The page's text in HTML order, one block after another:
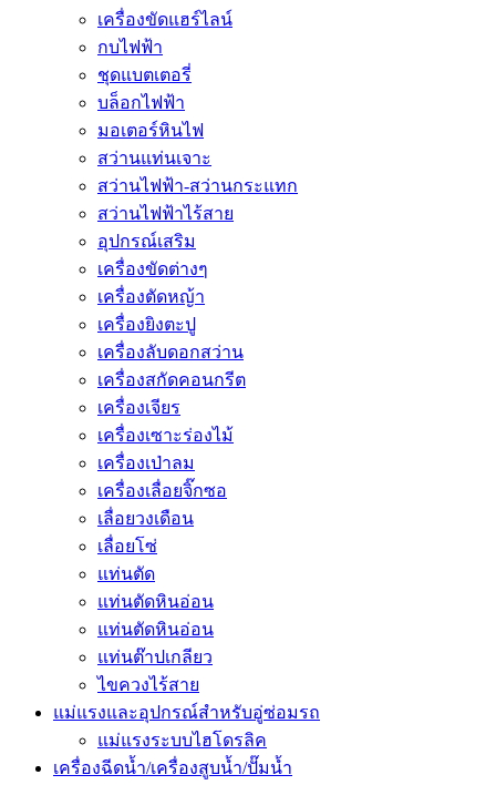
เครื่องขัดแฮร์ไลน์
กบไฟฟ้า
ชุดแบตเตอรี่
บล็อกไฟฟ้า
มอเตอร์หินไฟ
สว่านแท่นเจาะ
สว่านไฟฟ้า-สว่านกระแทก
สว่านไฟฟ้าไร้สาย
อุปกรณ์เสริม
เครื่องขัดต่างๆ
เครื่องตัดหญ้า
เครื่องยิงตะปู
เครื่องลับดอกสว่าน
เครื่องสกัดคอนกรีต
เครื่องเจียร
เครื่องเซาะร่องไม้
เครื่องเป่าลม
เครื่องเลื่อยจิ๊กซอ
เลื่อยวงเดือน
เลื่อยโซ่
แท่นตัด
แท่นตัดหินอ่อน
แท่นตัดหินอ่อน
แท่นต๊าปเกลียว
ไขควงไร้สาย
แม่แรงและอุปกรณ์สำหรับอู่ซ่อมรถ
แม่แรงระบบไฮโดรลิค
เครื่องฉีดน้ำ/เครื่องสูบน้ำ/ปั๊มน้ำ